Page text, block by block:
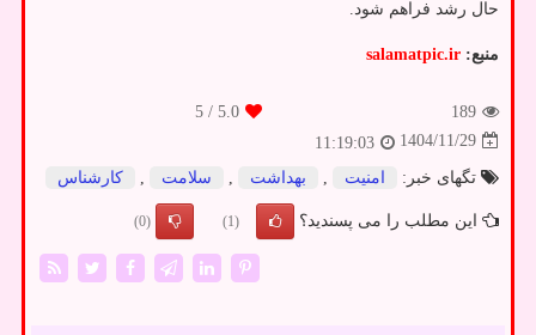
حال رشد فراهم شود.
منبع: salamatpic.ir
189
5.0
/ 5
1404/11/29
11:19:03
تگهای خبر:
امنیت بهداشت سلامت كارشناس
این مطلب را می پسندید؟ (1)
(0)